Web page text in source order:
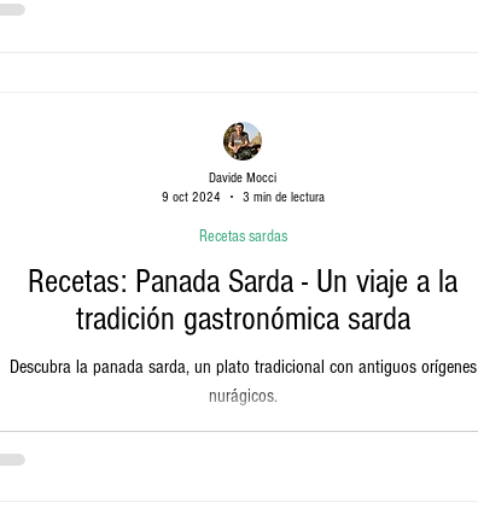
Recetas: Panada Sarda - Un viaje a la
tradición gastronómica sarda
Descubra la panada sarda, un plato tradicional con antiguos orígenes
nurágicos.
Recetas sardas
Davide Mocci
9 oct 2024
3 min de lectura